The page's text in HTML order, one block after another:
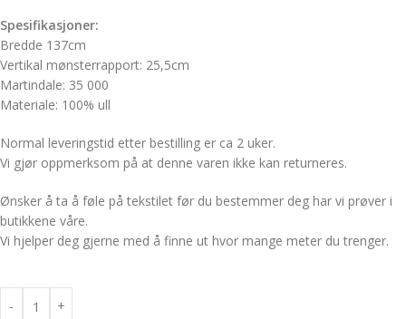
Spesifikasjoner:
Bredde 137cm
Vertikal mønsterrapport: 25,5cm
Martindale: 35 000
Materiale: 100% ull
Normal leveringstid etter bestilling er ca 2 uker.
Vi gjør oppmerksom på at denne varen ikke kan returneres.
Ønsker å ta å føle på tekstilet før du bestemmer deg har vi prøver i
butikkene våre.
Vi hjelper deg gjerne med å finne ut hvor mange meter du trenger.